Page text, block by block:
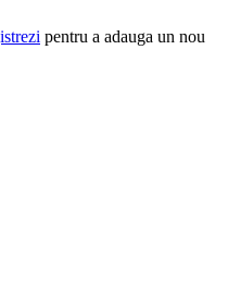
pentru a adauga un nou